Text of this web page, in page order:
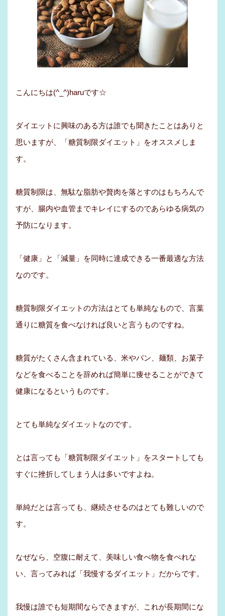
こんにちは(^_^)haruです☆
ダイエットに興味のある方は誰でも聞きたことはありと
思いますが、「糖質制限ダイエット」をオススメしま
す。
糖質制限は、無駄な脂肪や贅肉を落とすのはもちろんで
すが、腸内や血管までキレイにするのであらゆる病気の
予防になります。
「健康」と「減量」を同時に達成できる一番最適な方法
なのです。
糖質制限ダイエットの方法はとても単純なもので、言葉
通りに糖質を食べなければ良いと言うものですね。
糖質がたくさん含まれている、米やパン、麺類、お菓子
などを食べることを辞めれば簡単に痩せることができて
健康になるというものです。
とても単純なダイエットなのです。
とは言っても「糖質制限ダイエット」をスタートしても
すぐに挫折してしまう人は多いですよね。
単純だとは言っても、継続させるのはとても難しいので
す。
なぜなら、空腹に耐えて、美味しい食べ物を食べれな
い、言ってみれば「我慢するダイエット」だからです。
我慢は誰でも短期間ならできますが、これが長期間にな